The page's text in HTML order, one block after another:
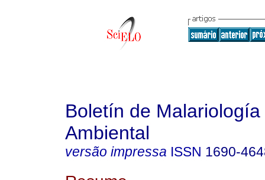
Boletín de
Ambiental
versão impressa ISSN 1690-